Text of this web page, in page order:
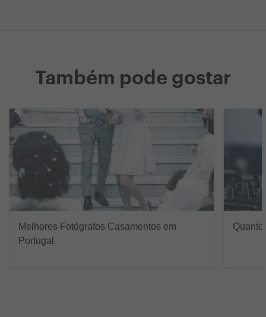
Também pode gostar
Melhores Fotógrafos Casamentos em
Portugal